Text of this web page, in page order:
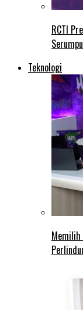
RCTI
Teknologi
Memilih